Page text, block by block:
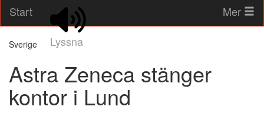
Start
Lyssna
Mer
Sverige
Astra Zeneca stänger
kontor i Lund